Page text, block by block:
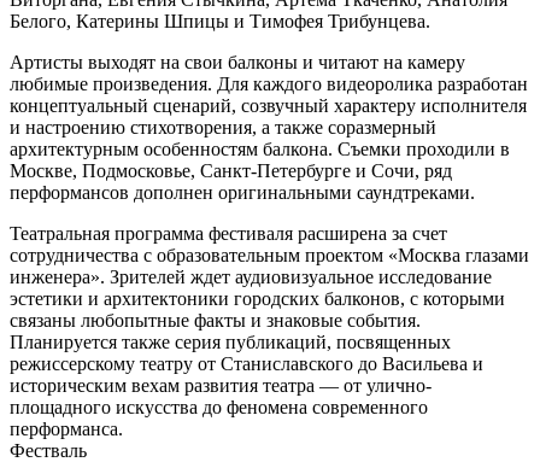
Белого, Катерины Шпицы и Тимофея Трибунцева.
Артисты выходят на свои балконы и читают на камеру
любимые произведения. Для каждого видеоролика разработан
концептуальный сценарий, созвучный характеру исполнителя
и настроению стихотворения, а также соразмерный
архитектурным особенностям балкона. Съемки проходили в
Москве, Подмосковье, Санкт-Петербурге и Сочи, ряд
перформансов дополнен оригинальными саундтреками.
Театральная программа фестиваля расширена за счет
сотрудничества с образовательным проектом «Москва глазами
инженера». Зрителей ждет аудиовизуальное исследование
эстетики и архитектоники городских балконов, с которыми
связаны любопытные факты и знаковые события.
Планируется также серия публикаций, посвященных
режиссерскому театру от Станиславского до Васильева и
историческим вехам развития театра — от улично-
площадного искусства до феномена современного
перформанса.
Фестваль